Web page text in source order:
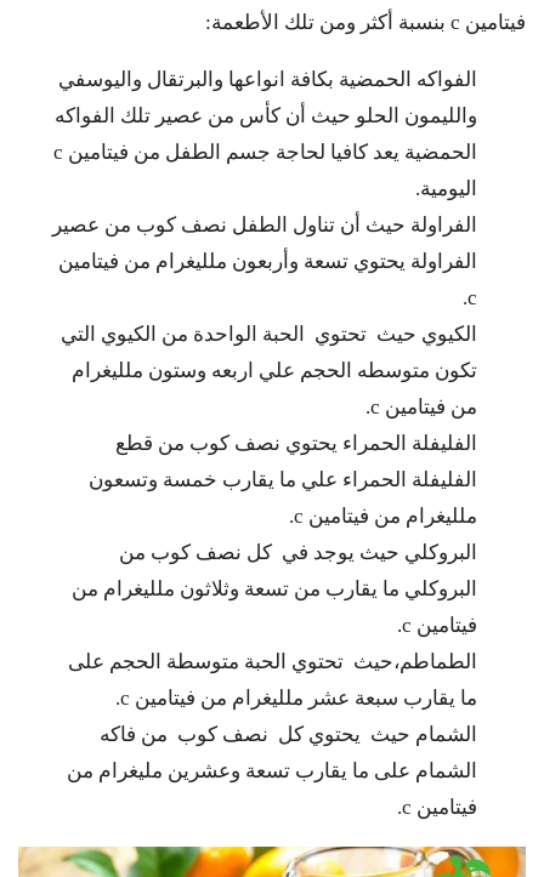
فيتامين c بنسبة أكثر ومن تلك الأطعمة:
الفواكه الحمضية بكافة انواعها والبرتقال واليوسفي
والليمون الحلو حيث أن كأس من عصير تلك الفواكه
الحمضية يعد كافيا لحاجة جسم الطفل من فيتامين c
اليومية.
الفراولة حيث أن تناول الطفل نصف كوب من عصير
الفراولة يحتوي تسعة وأربعون ملليغرام من فيتامين
c.
الكيوي حيث تحتوي الحبة الواحدة من الكيوي التي
تكون متوسطه الحجم علي اربعه وستون ملليغرام
من فيتامين c.
الفليفلة الحمراء يحتوي نصف كوب من قطع
الفليفلة الحمراء علي ما يقارب خمسة وتسعون
ملليغرام من فيتامين c.
البروكلي حيث يوجد في كل نصف كوب من
البروكلي ما يقارب من تسعة وثلاثون ملليغرام من
فيتامين c.
الطماطم،حيث تحتوي الحبة متوسطة الحجم على
ما يقارب سبعة عشر ملليغرام من فيتامين c.
الشمام حيث يحتوي كل نصف كوب من فاكه
الشمام على ما يقارب تسعة وعشرين مليغرام من
فيتامين c.